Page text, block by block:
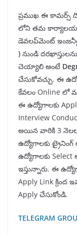
ప్రముఖ ఈ కామర్స్
లోని తమ
డెవలప్‌మెంట్
) నుండి
చెయ్యాలి అంటే
చేసుకోవచ్చు. ఈ
కేవలం Online లో
ఈ ఉద్యోగాలకు
Interview
అయిన వారికి 3
ఉద్యోగాలకు ట్రైనింగ్
ఉద్యోగాలకు
ఇస్తున్నారు. ఈ
Apply Link క్రింద
Apply చేసుకోండి.
TELEGRAM